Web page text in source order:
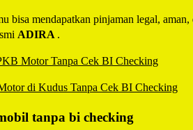
bisa mendapatkan pinjaman legal,
ADIRA .
Motor Tanpa Cek BI Checking
di Kudus Tanpa Cek BI Checking
tanpa bi checking